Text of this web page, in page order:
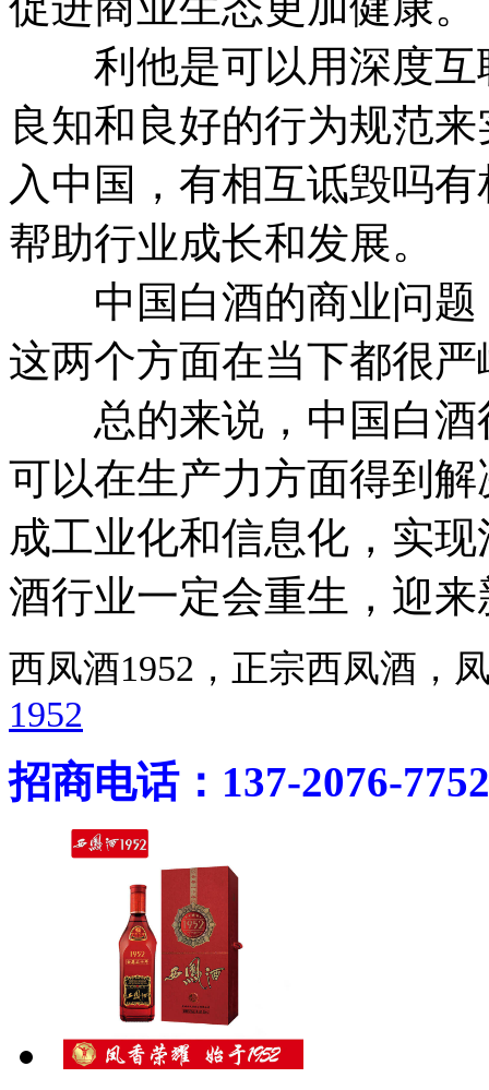
利他是可以用深度互
良知和良好的行为规范
入中国，有相互诋毁吗
帮助行业成长和发展。
中国白酒的商业问题
这两个方面在当下都很严
总的来说，中国白酒
可以在生产力方面得到
成工业化和信息化，实
酒行业一定会重生，迎
西凤酒1952，正宗西凤酒
1952
招商电话：137-2076-7752